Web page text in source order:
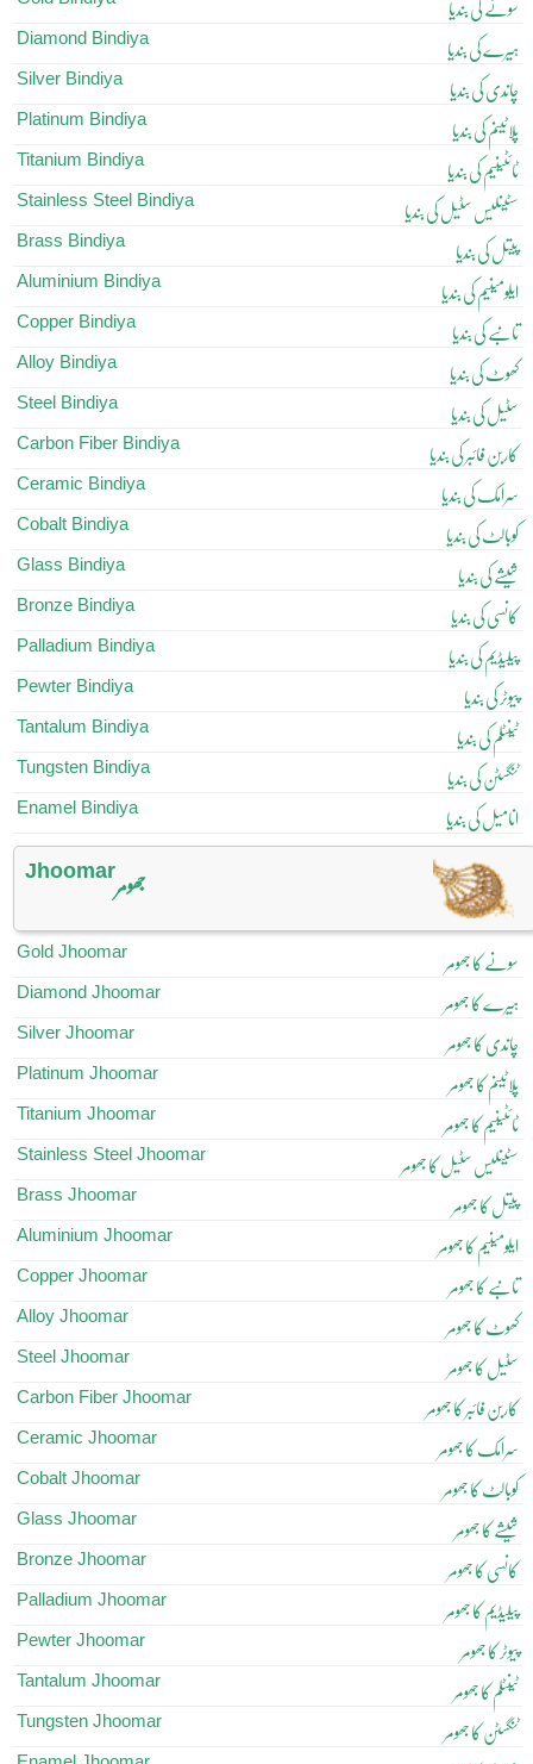
Diamond Bindiya ہیرے کی بندیا
Silver Bindiya چاندی کی بندیا
Platinum Bindiya پلاٹینم کی بندیا
Titanium Bindiya ٹائٹینیم کی بندیا
Stainless Steel Bindiya سٹینلیس سٹیل کی بندیا
Brass Bindiya پیتل کی بندیا
Aluminium Bindiya ایلومینیم کی بندیا
Copper Bindiya تانبے کی بندیا
Alloy Bindiya کھوٹ کی بندیا
Steel Bindiya سٹیل کی بندیا
Carbon Fiber Bindiya کاربن فائبر کی بندیا
Ceramic Bindiya سرامک کی بندیا
Cobalt Bindiya کوبالٹ کی بندیا
Glass Bindiya شیشے کی بندیا
Bronze Bindiya کانسی کی بندیا
Palladium Bindiya پیلیڈیم کی بندیا
Pewter Bindiya پیوٹر کی بندیا
Tantalum Bindiya ٹینٹلم کی بندیا
Tungsten Bindiya ٹنگسٹن کی بندیا
Enamel Bindiya انامیل کی بندیا
Jhoomarجھومر
Gold Jhoomar سونے کا جھومر
Diamond Jhoomar ہیرے کا جھومر
Silver Jhoomar چاندی کا جھومر
Platinum Jhoomar پلاٹینم کا جھومر
Titanium Jhoomar ٹائٹینیم کا جھومر
Stainless Steel Jhoomar سٹینلیس سٹیل کا جھومر
Brass Jhoomar پیتل کا جھومر
Aluminium Jhoomar ایلومینیم کا جھومر
Copper Jhoomar تانبے کا جھومر
Alloy Jhoomar کھوٹ کا جھومر
Steel Jhoomar سٹیل کا جھومر
Carbon Fiber Jhoomar کاربن فائبر کا جھومر
Ceramic Jhoomar سرامک کا جھومر
Cobalt Jhoomar کوبالٹ کا جھومر
Glass Jhoomar شیشے کا جھومر
Bronze Jhoomar کانسی کا جھومر
Palladium Jhoomar پیلیڈیم کا جھومر
Pewter Jhoomar پیوٹر کا جھومر
Tantalum Jhoomar ٹینٹلم کا جھومر
Tungsten Jhoomar ٹنگسٹن کا جھومر